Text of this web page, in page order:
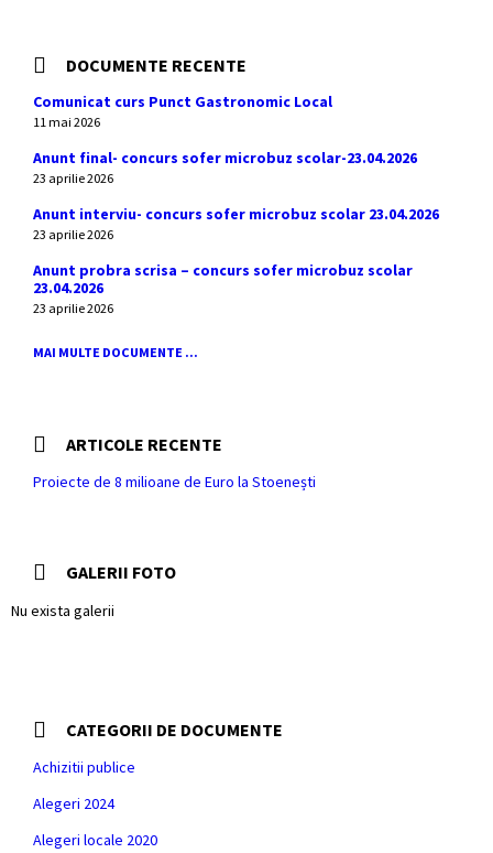
DOCUMENTE RECENTE
Comunicat curs Punct Gastronomic Local
11 mai 2026
Anunt final- concurs sofer microbuz scolar-23.04.2026
23 aprilie 2026
Anunt interviu- concurs sofer microbuz scolar 23.04.2026
23 aprilie 2026
Anunt probra scrisa – concurs sofer microbuz scolar
23.04.2026
23 aprilie 2026
MAI MULTE DOCUMENTE ...
ARTICOLE RECENTE
Proiecte de 8 milioane de Euro la Stoenești
GALERII FOTO
Nu exista galerii
CATEGORII DE DOCUMENTE
Achizitii publice
Alegeri 2024
Alegeri locale 2020